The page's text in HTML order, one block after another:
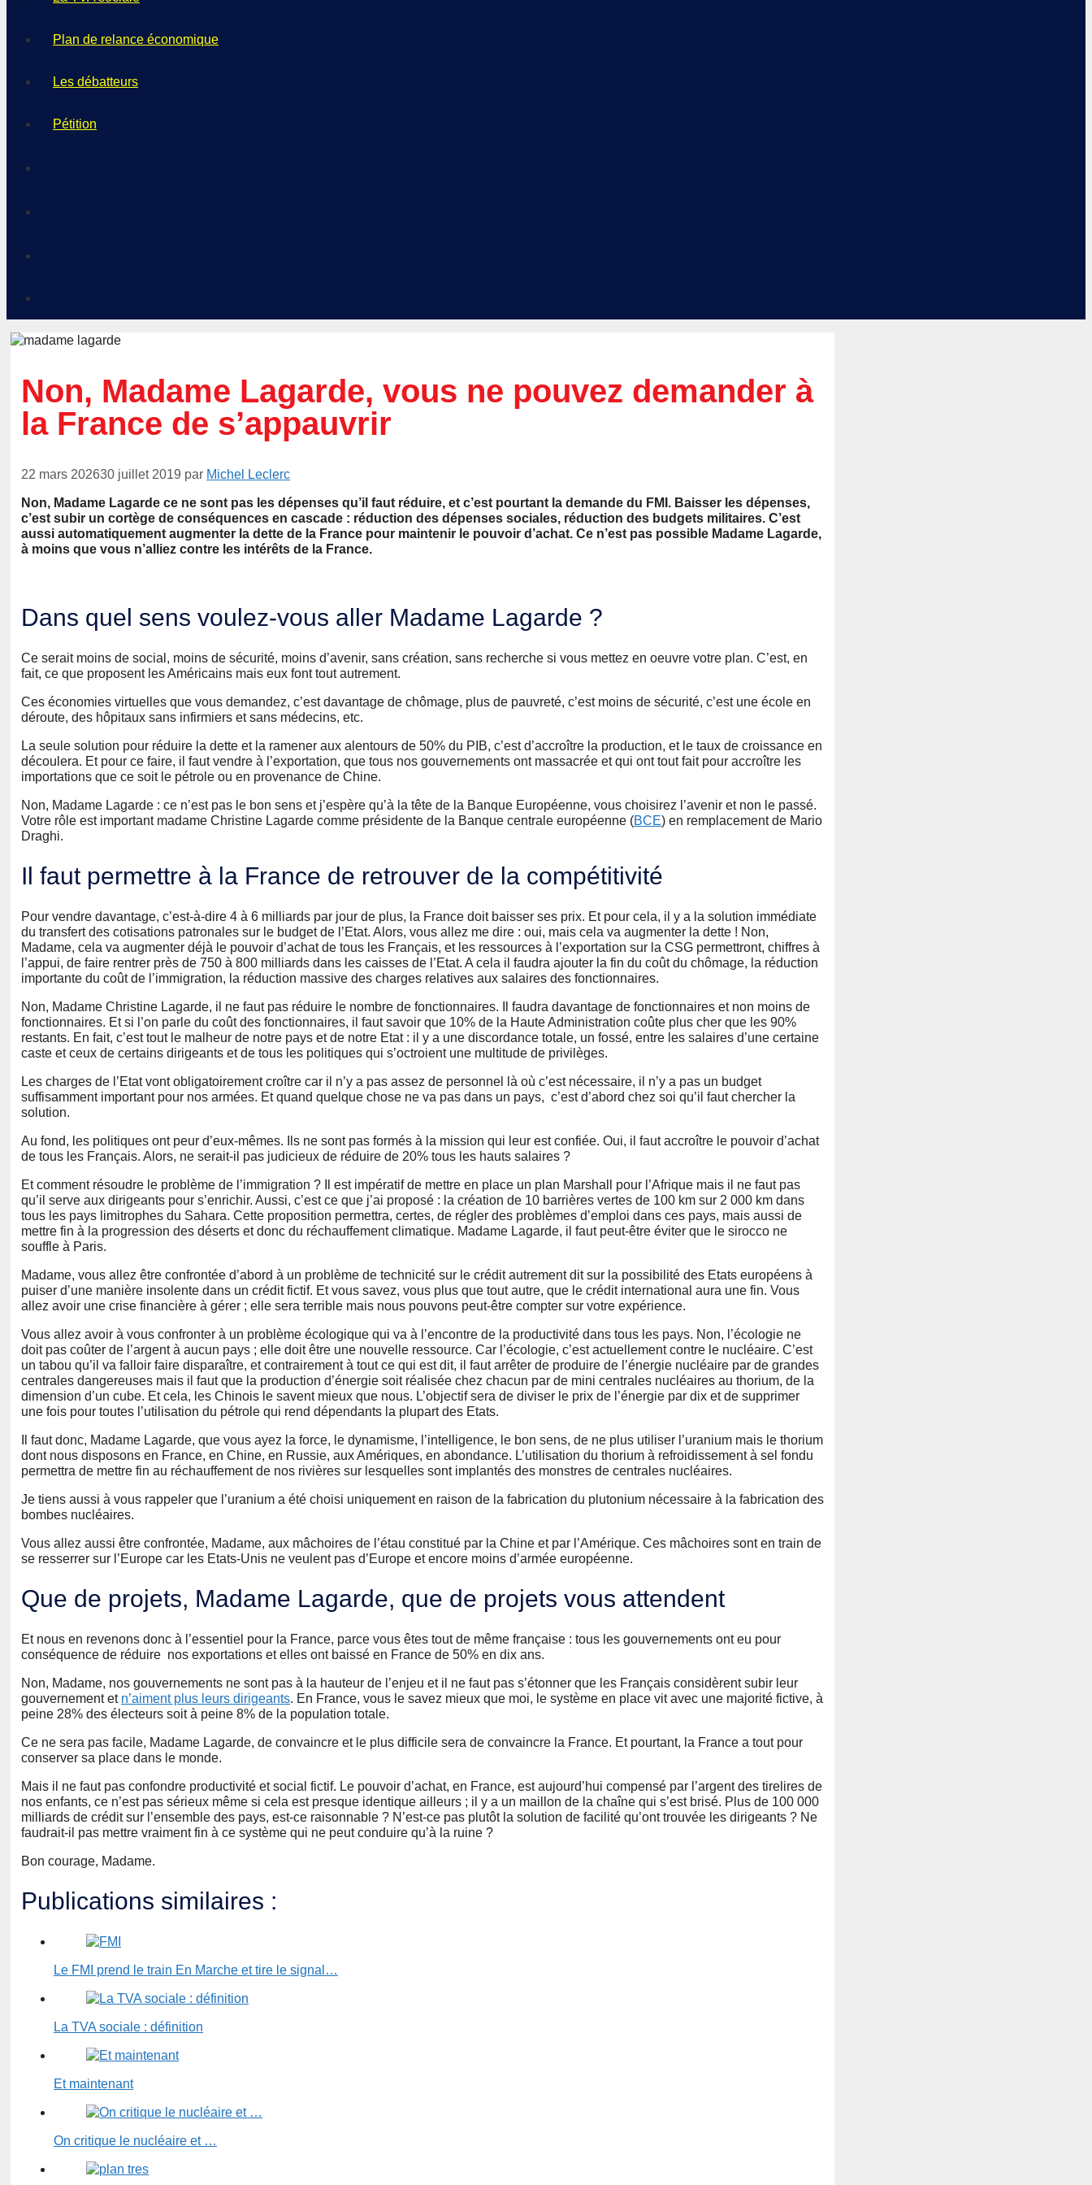
Plan de relance économique
Les débatteurs
Pétition
Non, Madame Lagarde, vous ne pouvez demander à
la France de s’appauvrir
22 mars 202630 juillet 2019 par Michel Leclerc
Non, Madame Lagarde ce ne sont pas les dépenses qu’il faut réduire, et c’est pourtant la demande du FMI. Baisser les dépenses,
c’est subir un cortège de conséquences en cascade : réduction des dépenses sociales, réduction des budgets militaires. C’est
aussi automatiquement augmenter la dette de la France pour maintenir le pouvoir d’achat. Ce n’est pas possible Madame Lagarde,
à moins que vous n’alliez contre les intérêts de la France.
Dans quel sens voulez-vous aller Madame Lagarde ?
Ce serait moins de social, moins de sécurité, moins d’avenir, sans création, sans recherche si vous mettez en oeuvre votre plan. C’est, en
fait, ce que proposent les Américains mais eux font tout autrement.
Ces économies virtuelles que vous demandez, c’est davantage de chômage, plus de pauvreté, c’est moins de sécurité, c’est une école en
déroute, des hôpitaux sans infirmiers et sans médecins, etc.
La seule solution pour réduire la dette et la ramener aux alentours de 50% du PIB, c’est d’accroître la production, et le taux de croissance en
découlera. Et pour ce faire, il faut vendre à l’exportation, que tous nos gouvernements ont massacrée et qui ont tout fait pour accroître les
importations que ce soit le pétrole ou en provenance de Chine.
Non, Madame Lagarde : ce n’est pas le bon sens et j’espère qu’à la tête de la Banque Européenne, vous choisirez l’avenir et non le passé.
Votre rôle est important madame Christine Lagarde comme présidente de la Banque centrale européenne (BCE) en remplacement de Mario
Draghi.
Il faut permettre à la France de retrouver de la compétitivité
Pour vendre davantage, c’est-à-dire 4 à 6 milliards par jour de plus, la France doit baisser ses prix. Et pour cela, il y a la solution immédiate
du transfert des cotisations patronales sur le budget de l’Etat. Alors, vous allez me dire : oui, mais cela va augmenter la dette ! Non,
Madame, cela va augmenter déjà le pouvoir d’achat de tous les Français, et les ressources à l’exportation sur la CSG permettront, chiffres à
l’appui, de faire rentrer près de 750 à 800 milliards dans les caisses de l’Etat. A cela il faudra ajouter la fin du coût du chômage, la réduction
importante du coût de l’immigration, la réduction massive des charges relatives aux salaires des fonctionnaires.
Non, Madame Christine Lagarde, il ne faut pas réduire le nombre de fonctionnaires. Il faudra davantage de fonctionnaires et non moins de
fonctionnaires. Et si l’on parle du coût des fonctionnaires, il faut savoir que 10% de la Haute Administration coûte plus cher que les 90%
restants. En fait, c’est tout le malheur de notre pays et de notre Etat : il y a une discordance totale, un fossé, entre les salaires d’une certaine
caste et ceux de certains dirigeants et de tous les politiques qui s’octroient une multitude de privilèges.
Les charges de l’Etat vont obligatoirement croître car il n’y a pas assez de personnel là où c’est nécessaire, il n’y a pas un budget
suffisamment important pour nos armées. Et quand quelque chose ne va pas dans un pays, c’est d’abord chez soi qu’il faut chercher la
solution.
Au fond, les politiques ont peur d’eux-mêmes. Ils ne sont pas formés à la mission qui leur est confiée. Oui, il faut accroître le pouvoir d’achat
de tous les Français. Alors, ne serait-il pas judicieux de réduire de 20% tous les hauts salaires ?
Et comment résoudre le problème de l’immigration ? Il est impératif de mettre en place un plan Marshall pour l’Afrique mais il ne faut pas
qu’il serve aux dirigeants pour s’enrichir. Aussi, c’est ce que j’ai proposé : la création de 10 barrières vertes de 100 km sur 2 000 km dans
tous les pays limitrophes du Sahara. Cette proposition permettra, certes, de régler des problèmes d’emploi dans ces pays, mais aussi de
mettre fin à la progression des déserts et donc du réchauffement climatique. Madame Lagarde, il faut peut-être éviter que le sirocco ne
souffle à Paris.
Madame, vous allez être confrontée d’abord à un problème de technicité sur le crédit autrement dit sur la possibilité des Etats européens à
puiser d’une manière insolente dans un crédit fictif. Et vous savez, vous plus que tout autre, que le crédit international aura une fin. Vous
allez avoir une crise financière à gérer ; elle sera terrible mais nous pouvons peut-être compter sur votre expérience.
Vous allez avoir à vous confronter à un problème écologique qui va à l’encontre de la productivité dans tous les pays. Non, l’écologie ne
doit pas coûter de l’argent à aucun pays ; elle doit être une nouvelle ressource. Car l’écologie, c’est actuellement contre le nucléaire. C’est
un tabou qu’il va falloir faire disparaître, et contrairement à tout ce qui est dit, il faut arrêter de produire de l’énergie nucléaire par de grandes
centrales dangereuses mais il faut que la production d’énergie soit réalisée chez chacun par de mini centrales nucléaires au thorium, de la
dimension d’un cube. Et cela, les Chinois le savent mieux que nous. L’objectif sera de diviser le prix de l’énergie par dix et de supprimer
une fois pour toutes l’utilisation du pétrole qui rend dépendants la plupart des Etats.
Il faut donc, Madame Lagarde, que vous ayez la force, le dynamisme, l’intelligence, le bon sens, de ne plus utiliser l’uranium mais le thorium
dont nous disposons en France, en Chine, en Russie, aux Amériques, en abondance. L’utilisation du thorium à refroidissement à sel fondu
permettra de mettre fin au réchauffement de nos rivières sur lesquelles sont implantés des monstres de centrales nucléaires.
Je tiens aussi à vous rappeler que l’uranium a été choisi uniquement en raison de la fabrication du plutonium nécessaire à la fabrication des
bombes nucléaires.
Vous allez aussi être confrontée, Madame, aux mâchoires de l’étau constitué par la Chine et par l’Amérique. Ces mâchoires sont en train de
se resserrer sur l’Europe car les Etats-Unis ne veulent pas d’Europe et encore moins d’armée européenne.
Que de projets, Madame Lagarde, que de projets vous attendent
Et nous en revenons donc à l’essentiel pour la France, parce vous êtes tout de même française : tous les gouvernements ont eu pour
conséquence de réduire nos exportations et elles ont baissé en France de 50% en dix ans.
Non, Madame, nos gouvernements ne sont pas à la hauteur de l’enjeu et il ne faut pas s’étonner que les Français considèrent subir leur
gouvernement et n’aiment plus leurs dirigeants. En France, vous le savez mieux que moi, le système en place vit avec une majorité fictive, à
peine 28% des électeurs soit à peine 8% de la population totale.
Ce ne sera pas facile, Madame Lagarde, de convaincre et le plus difficile sera de convaincre la France. Et pourtant, la France a tout pour
conserver sa place dans le monde.
Mais il ne faut pas confondre productivité et social fictif. Le pouvoir d’achat, en France, est aujourd’hui compensé par l’argent des tirelires de
nos enfants, ce n’est pas sérieux même si cela est presque identique ailleurs ; il y a un maillon de la chaîne qui s’est brisé. Plus de 100 000
milliards de crédit sur l’ensemble des pays, est-ce raisonnable ? N’est-ce pas plutôt la solution de facilité qu’ont trouvée les dirigeants ? Ne
faudrait-il pas mettre vraiment fin à ce système qui ne peut conduire qu’à la ruine ?
Bon courage, Madame.
Publications similaires :
Le FMI prend le train En Marche et tire le signal…
La TVA sociale : définition
Et maintenant
On critique le nucléaire et …